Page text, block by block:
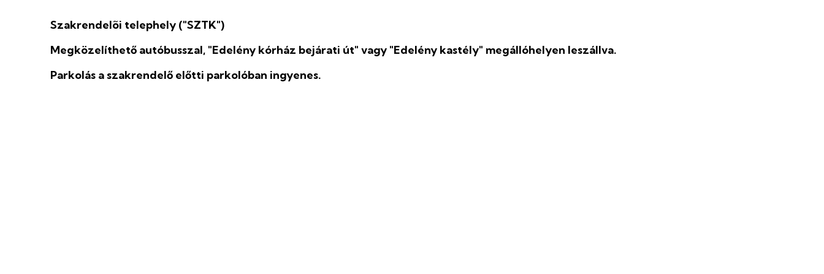
Szakrendelõi telephely ("SZTK")
Megközelíthető autóbusszal, "Edelény kórház bejárati út" vagy "Edelény kastély" megállóhelyen leszállva.
Parkolás a szakrendelő előtti parkolóban ingyenes.